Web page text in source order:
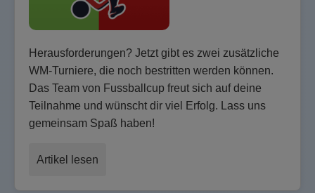
Herausforderungen? Jetzt gibt es zwei zusätzliche
WM-Turniere, die noch bestritten werden können.
Das Team von Fussballcup freut sich auf deine
Teilnahme und wünscht dir viel Erfolg. Lass uns
gemeinsam Spaß haben!
Artikel lesen